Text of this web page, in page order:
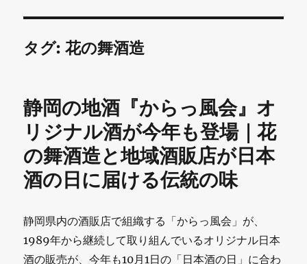
タグ:花の舞酒造
静岡の地酒『からっ風会』オ
リジナル酒が今年も登場｜花
の舞酒造と地域酒販店が日本
酒の日に届ける伝統の味
静岡県内の酒販店で組織する「からっ風会」が、
1989年から継続して取り組んでいるオリジナル日本
酒の販売が、今年も10月1日の「日本酒の日」に合わ